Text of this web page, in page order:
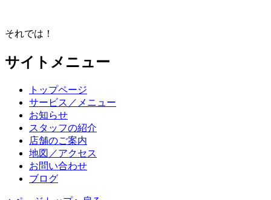
それでは！
サイトメニュー
トップページ
サービス／メニュー
お知らせ
スタッフの紹介
店舗のご案内
地図／アクセス
お問い合わせ
ブログ